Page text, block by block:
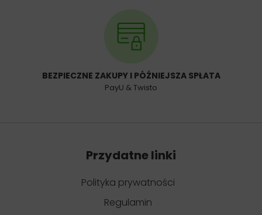
BEZPIECZNE ZAKUPY I PÓŹNIEJSZA SPŁATA
PayU & Twisto
Przydatne linki
Polityka prywatności
Regulamin